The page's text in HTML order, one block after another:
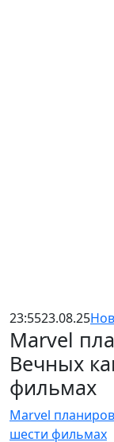
23:5523.08.25
Marvel
Вечных
фильмах
Marvel
шести фильмах